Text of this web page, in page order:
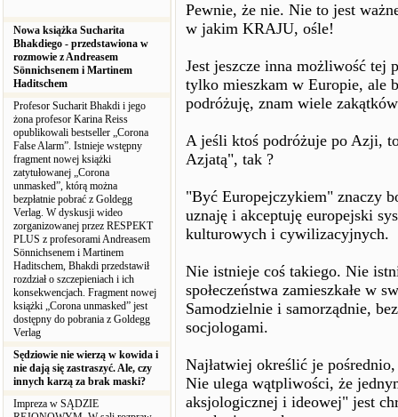
Nowa książka Sucharita
Bhakdiego - przedstawiona w
rozmowie z Andreasem
Sönnichsenem i Martinem
Haditschem
Profesor Sucharit Bhakdi i jego
żona profesor Karina Reiss
opublikowali bestseller „Corona
False Alarm”. Istnieje wstępny
fragment nowej książki
zatytułowanej „Corona
unmasked”, którą można
bezpłatnie pobrać z Goldegg
Verlag. W dyskusji wideo
zorganizowanej przez RESPEKT
PLUS z profesorami Andreasem
Sönnichsenem i Martinem
Haditschem, Bhakdi przedstawił
rozdział o szczepieniach i ich
konsekwencjach. Fragment nowej
książki „Corona unmasked” jest
dostępny do pobrania z Goldegg
Verlag
Sędziowie nie wierzą w kowida i
nie dają się zastraszyć. Ale, czy
innych karzą za brak maski?
Impreza w SĄDZIE
Pewnie, że nie. Nie to jest
w jakim KRAJU, ośle!
Jest jeszcze inna możliwość tej
tylko mieszkam w Europie, ale
podróżuję, znam wiele
A jeśli ktoś podróżuje po Azji,
Azjatą", tak ?
"Być Europejczykiem" znaczy
uznaję i akceptuję europejski
kulturowych i cywilizacyjnych.
Nie istnieje coś takiego. Nie
społeczeństwa zamieszkałe w
Samodzielnie i samorządnie,
socjologami.
Najłatwiej określić je
Nie ulega wątpliwości, że
aksjologicznej i ideowej" jest